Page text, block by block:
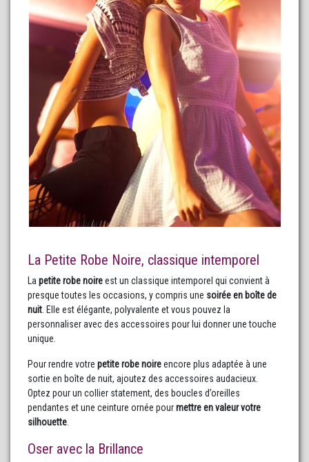
La Petite Robe Noire, classique intemporel
La petite robe noireest un classique intemporel qui convient à
presque toutes les occasions, y compris une soirée en boîte de
nuit . Elle est élégante, polyvalente et vous pouvez la
personnaliser avec des accessoires pour lui donner une touche
unique.
Pour rendre votre petite robe noireencore plus adaptée à une
sortie en boîte de nuit, ajoutez des accessoires audacieux.
Optez pour un collier statement, des boucles d’oreilles
pendantes et une ceinture ornée pourmettre en valeur votre
silhouette
Oser avec la Brillance